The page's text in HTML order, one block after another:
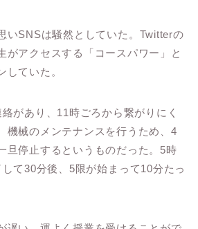
いSNSは騒然としていた。 Twitterの
がアクセスする「コースパワー」と
していた。
があり、11時ごろから繋がりにく
機械のメンテナンスを行うため、4
旦停止するというものだった。5時
して30分後、 5限が始まって10分たっ